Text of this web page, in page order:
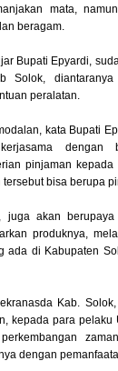
mata,
beragam.
Bupati Epyardi,
Solok, diantaranya
peralatan.
kata Bupati
dengan
pinjaman
bisa berupa
juga akan
produknya,
ada di Kabupaten
Kab.
kepada para pelaku
dengan